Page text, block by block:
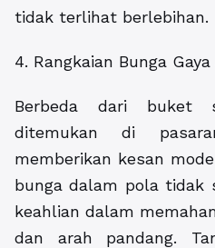
tidak terlihat berlebihan.
4. Rangkaian Bunga
Berbeda dari buket
ditemukan di
memberikan kesan
bunga dalam pola tidak
keahlian dalam
dan arah pandang.